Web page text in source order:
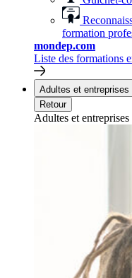
formation
mondep.com
Liste des formations
Adultes et entreprises
Retour
Adultes et entreprises